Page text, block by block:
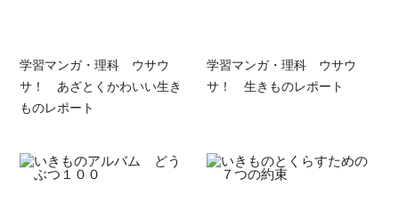
学習マンガ・理科 ウサウ
サ！ あざとくかわいい生き
ものレポート
学習マンガ・理科 ウサウ
サ！ 生きものレポート